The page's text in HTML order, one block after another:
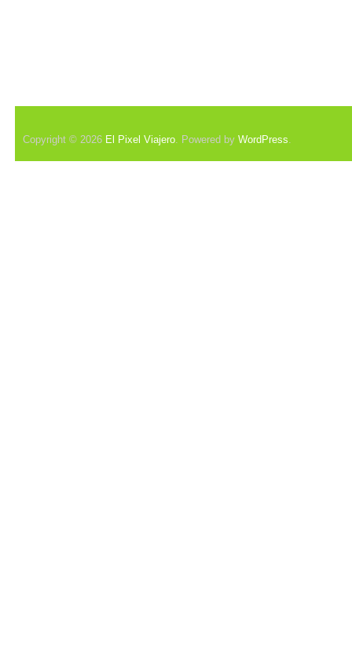
Copyright © 2026 El Pixel Viajero. Powered by WordPress.